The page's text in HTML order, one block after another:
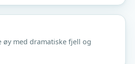
øy med dramatiske fjell og